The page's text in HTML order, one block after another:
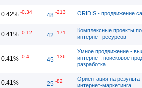
0.42% -0.34 48 -213 ORIDIS - продвижение
0.41% -0.12 42 -171
Комплексные проекты
интернет-ресурсов
0.41% -0.4 45 -136
Умное продвижение -
интернет: поисковое
разработка
0.41% 25 -82
Ориентация на
интернет-маркетинга.